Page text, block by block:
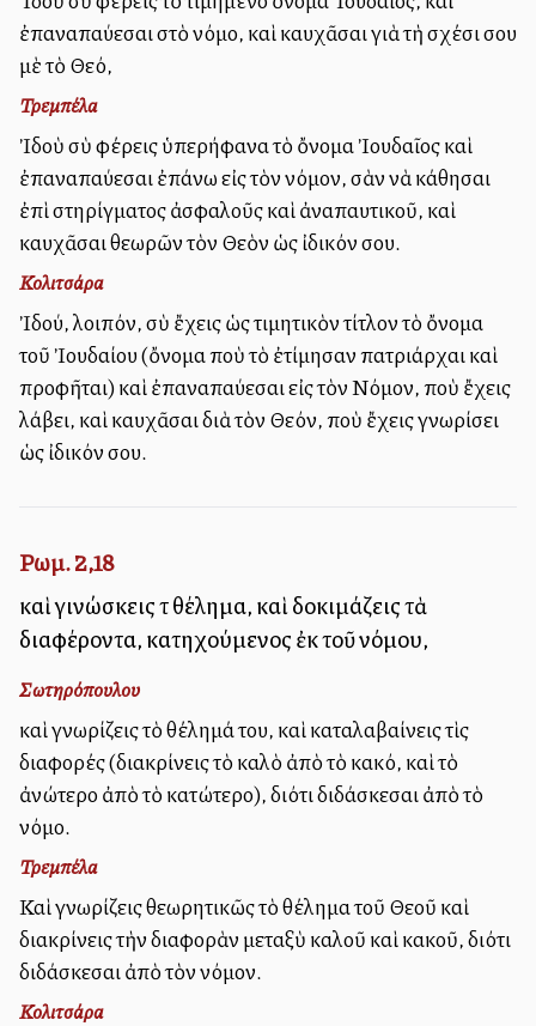
ἐπαναπαύεσαι στὸ νόμο, καὶ καυχᾶσαι γιὰ τὴ σχέσι σου
μὲ τὸ Θεό,
Τρεμπέλα
Ἰδοὺ σὺ φέρεις ὑπερήφανα τὸ ὄνομα Ἰουδαῖος καὶ
ἐπαναπαύεσαι ἐπάνω εἰς τὸν νόμον, σὰν νὰ κάθησαι
ἐπὶ στηρίγματος ἀσφαλοῦς καὶ ἀναπαυτικοῦ, καὶ
καυχᾶσαι θεωρῶν τὸν Θεὸν ὡς ἰδικόν σου.
Κολιτσάρα
Ἰδού, λοιπόν, σὺ ἔχεις ὡς τιμητικὸν τίτλον τὸ ὄνομα
τοῦ Ἰουδαίου (ὄνομα ποὺ τὸ ἐτίμησαν πατριάρχαι καὶ
προφῆται) καὶ ἐπαναπαύεσαι εἰς τὸν Νόμον, ποὺ ἔχεις
λάβει, καὶ καυχᾶσαι διὰ τὸν Θεόν, ποὺ ἔχεις γνωρίσει
ὡς ἰδικόν σου.
Ρωμ. 2,18
καὶ γινώσκεις τὸ θέλημα, καὶ δοκιμάζεις τὰ
διαφέροντα, κατηχούμενος ἐκ τοῦ νόμου,
Σωτηρόπουλου
καὶ γνωρίζεις τὸ θέλημά του, καὶ καταλαβαίνεις τὶς
διαφορές (διακρίνεις τὸ καλὸ ἀπὸ τὸ κακό, καὶ τὸ
ἀνώτερο ἀπὸ τὸ κατώτερο), διότι διδάσκεσαι ἀπὸ τὸ
νόμο.
Τρεμπέλα
Καὶ γνωρίζεις θεωρητικῶς τὸ θέλημα τοῦ Θεοῦ καὶ
διακρίνεις τὴν διαφορὰν μεταξὺ καλοῦ καὶ κακοῦ, διότι
διδάσκεσαι ἀπὸ τὸν νόμον.
Κολιτσάρα